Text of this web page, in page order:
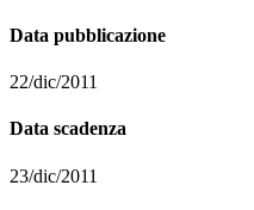
Data pubblicazione
22/dic/2011
Data scadenza
23/dic/2011